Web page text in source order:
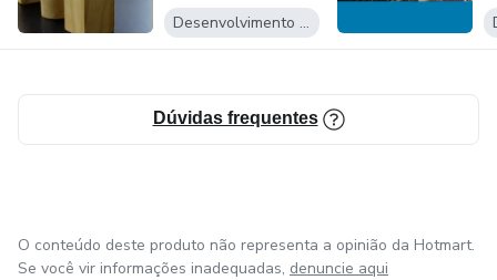
Desenvolvimento Pessoal
Dúvidas frequentes
O conteúdo deste produto não representa a opinião da Hotmart.
Se você vir informações inadequadas, denuncie aqui